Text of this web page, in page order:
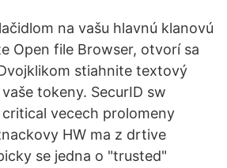
na vašu hlavnú klanovú
Open file Browser, otvorí sa
stiahnite textový
tokeny. SecurID sw
vecech prolomeny
HW ma z drtive
se jedna o "trusted"